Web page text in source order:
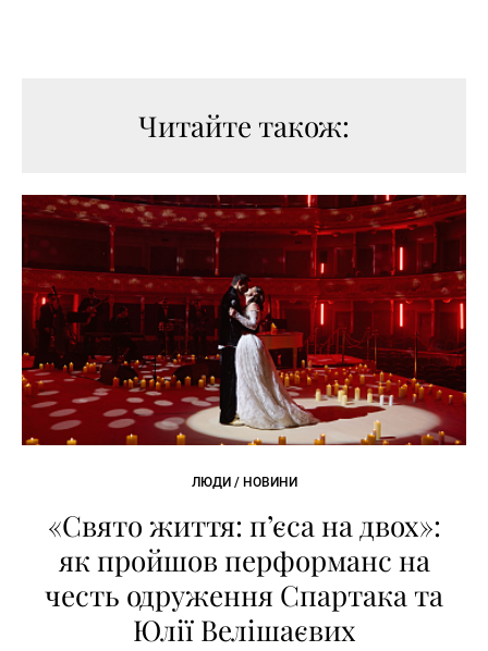
Читайте також:
ЛЮДИ / НОВИНИ
«Свято життя: п’єса на двох»:
як пройшов перформанс на
честь одруження Спартака та
Юлії Велішаєвих